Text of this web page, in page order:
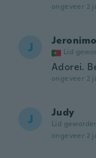
ongeveer 2
J Jeronimo
Lid
Adorei.
ongeveer 2
J Judy
Lid
ongeveer 2